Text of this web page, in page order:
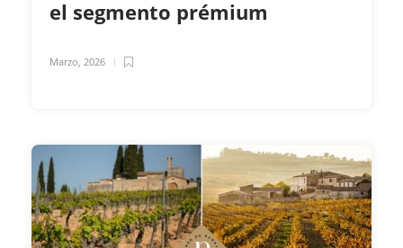
el segmento prémium
Marzo, 2026